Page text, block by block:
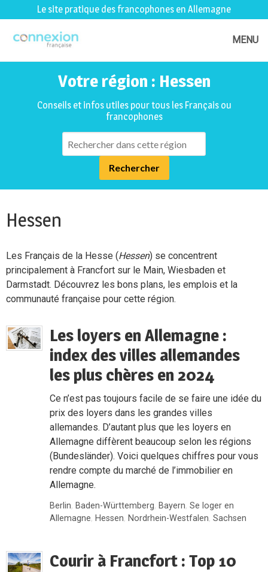
Le site pratique des francophones en Allemagne
MENU
Votre région : Hessen
Conseils et infos utiles pour tous les Français ou
francophones
Hessen
Les Français de la Hesse (Hessen) se concentrent
principalement à Francfort sur le Main, Wiesbaden et
Darmstadt. Découvrez les bons plans, les emplois et la
communauté française pour cette région.
Les loyers en Allemagne :
index des villes allemandes
les plus chères en 2024
Ce n’est pas toujours facile de se faire une idée du
prix des loyers dans les grandes villes
allemandes. D’autant plus que les loyers en
Allemagne diffèrent beaucoup selon les régions
(Bundesländer). Voici quelques chiffres pour vous
rendre compte du marché de l’immobilier en
Allemagne.
Berlin, Baden-Württemberg, Bayern,Se loger en
Allemagne, Hessen, Nordrhein-Westfalen,Sachsen
Courir à Francfort : Top 10